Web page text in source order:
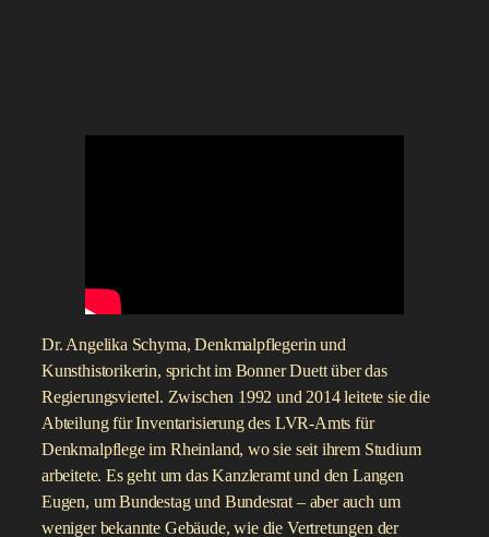
Dr. Angelika Schyma, Denkmalpflegerin und
Kunsthistorikerin, spricht im Bonner Duett über das
Regierungsviertel. Zwischen 1992 und 2014 leitete sie die
Abteilung für Inventarisierung des LVR-Amts für
Denkmalpflege im Rheinland, wo sie seit ihrem Studium
arbeitete. Es geht um das Kanzleramt und den Langen
Eugen, um Bundestag und Bundesrat – aber auch um
weniger bekannte Gebäude, wie die Vertretungen der